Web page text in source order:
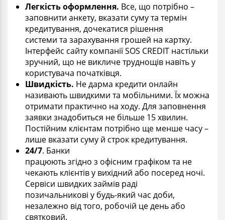
Легкістьоформлення. Все, що потрібно –
заповнити анкету, вказати сумута термін
кредитування, дочекатися рішення
системи та зарахування грошей на картку.
Інтерфейс сайту компанії SOS CREDIT настільки
зручний, що не викличе труднощів навіть у
користувача початківця.
Швидкість. Не дарма кредити онлайн
називають швидкими та мобільними. Їх можна
отримати практично на ходу. Для заповнення
заявки знадобиться не більше 15 хвилин.
Постійним клієнтам потрібно ще менше часу –
лише вказати суму й строк кредитування.
24/7. Банки
працюютьзгідно з офісним графіком та не
чекають клієнтів у вихідний або посеред ночі.
Сервіси швидкихзаймів раді
позичальникові у будь-який час доби,
незалежно від того, робочій це день або
святковий.